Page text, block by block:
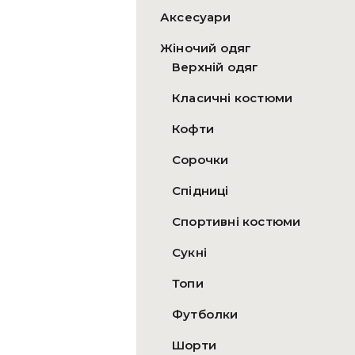
Аксесуари
Жіночий одяг
Верхній одяг
Класичні костюми
Кофти
Сорочки
Спідниці
Спортивні костюми
Сукні
Топи
Футболки
Шорти